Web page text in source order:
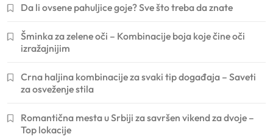
Da li ovsene pahuljice goje? Sve što treba da znate
Šminka za zelene oči – Kombinacije boja koje čine oči
izražajnijim
Crna haljina kombinacije za svaki tip događaja – Saveti
za osveženje stila
Romantična mesta u Srbiji za savršen vikend za dvoje –
Top lokacije